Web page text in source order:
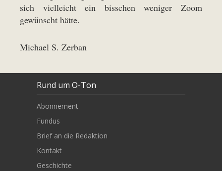
sich vielleicht ein bisschen weniger Zoom
gewünscht hätte.
Michael S. Zerban
Rund um O-Ton
Abonnement
Fundus
Brief an die Redaktion
Kontakt
Geschichte